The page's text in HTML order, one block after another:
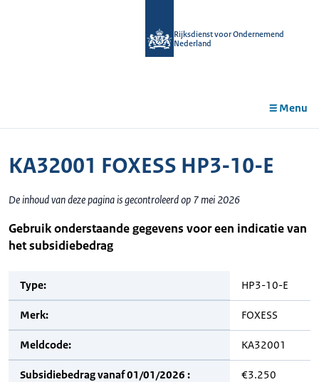
Rijksdienst voor Ondernemend
Nederland
Menu
KA32001 FOXESS HP3-10-E
De inhoud van deze pagina is gecontroleerd op 7 mei 2026
Gebruik onderstaande gegevens voor een indicatie van
het subsidiebedrag
Type: HP3-10-E
Merk: FOXESS
Meldcode: KA32001
Subsidiebedrag vanaf 01/01/2026 : €3.250